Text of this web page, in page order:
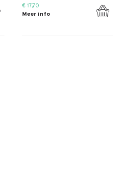
€ 17,70
Meer info